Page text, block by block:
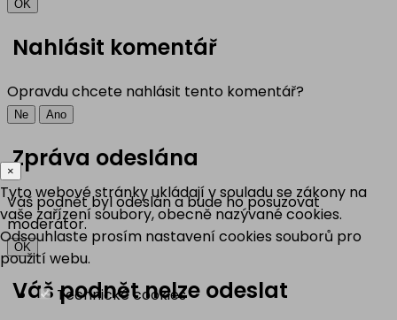
OK
Nahlásit komentář
Opravdu chcete nahlásit tento komentář?
Ne Ano
Zpráva odeslána
Váš podnět byl odeslán a bude ho posuzovat
moderátor.
OK
Váš podnět nelze odeslat
×
Tyto webové stránky ukládají v souladu se zákony na
vaše zařízení soubory, obecně nazývané cookies.
Odsouhlaste prosím nastavení cookies souborů pro
použití webu.
Technické cookies